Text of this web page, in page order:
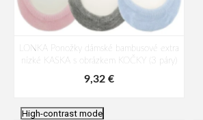
LONKA Ponožky dámské bambusové extra
nízké KASKA s obrázkem KOČKY (3 páry)
9,32 €
High-contrast mode